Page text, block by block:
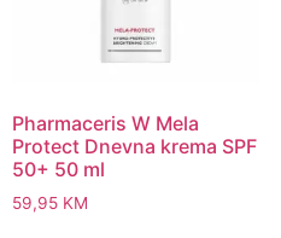
Pharmaceris W Mela
Protect Dnevna krema SPF
50+ 50 ml
59,95 KM